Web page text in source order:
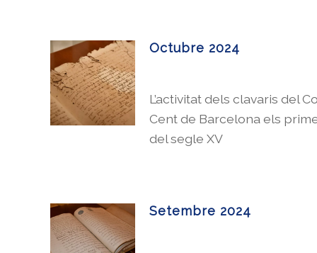
Octubre 2024
L’activitat dels clavaris del
Cent de Barcelona els
del segle XV
Setembre 2024